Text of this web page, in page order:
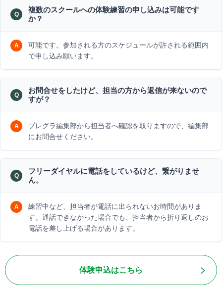
複数のスクールへの体験練習の申し込みは可能です
か？
可能です。参加される方のスケジュールが許される範囲内
で申し込み願います。
お問合せをしたけど、担当の方から返信が来ないので
すが？
プレグラ編集部から担当者へ確認を取りますので、編集部
にお問合せください。
フリーダイヤルに電話をしているけど、繋がりませ
ん。
練習中など、担当者が電話に出られないお時間がありま
す。通話できなかった場合でも、担当者から折り返しのお
電話を差し上げる場合があります。
体験申込はこちら